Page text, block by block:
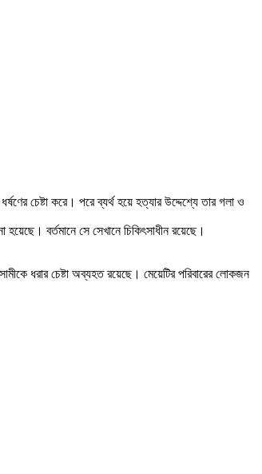
চেষ্টা করে। পরে ব্যর্থ হয়ে হত্যার উদ্দেশ্যে তার গলা ও
বর্তমানে সে সেখানে চিকিৎসাধীন রয়েছে।
ধরার চেষ্টা অব্যহত রয়েছে। মেয়েটির পরিবারের লোকজন